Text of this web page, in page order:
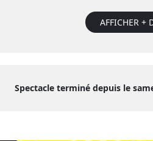
AFFICHER +
Spectacle terminé depuis le